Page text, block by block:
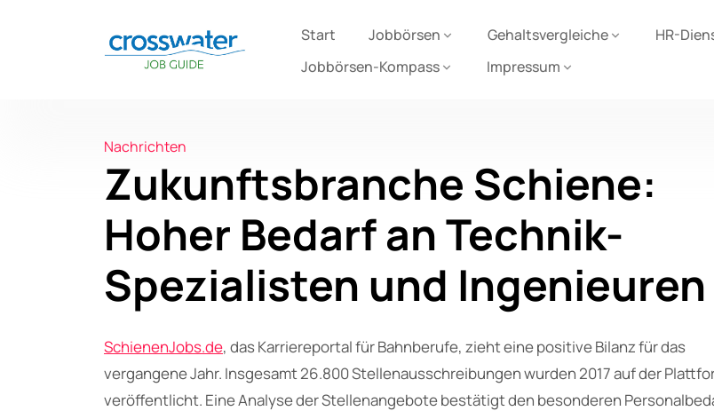
Start Jobbörsen Gehaltsvergleiche HR-
Jobbörsen-Kompass
Impressum
Nachrichten
Zukunftsbranche Schiene:
Hoher Bedarf an Technik-
Spezialisten und Ingenieuren
SchienenJobs.de, das Karriereportal für Bahnberufe, zieht eine positive Bilanz für das
vergangene Jahr. Insgesamt 26.800 Stellenausschreibungen wurden 2017 auf der
veröffentlicht. Eine Analyse der Stellenangebote bestätigt den besonderen